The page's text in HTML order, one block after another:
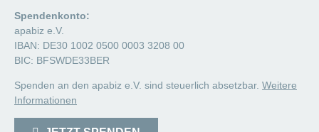
Spendenkonto:
apabiz e.V.
IBAN: DE30 1002 0500 0003 3208 00
BIC: BFSWDE33BER
Spenden an den apabiz e.V. sind steuerlich absetzbar. Weitere
Informationen